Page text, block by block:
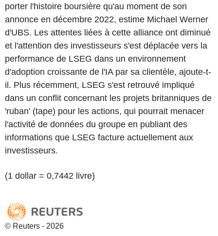
porter l'histoire boursière qu'au moment de son
annonce en décembre 2022, estime Michael Werner
d'UBS. Les attentes liées à cette alliance ont diminué
et l'attention des investisseurs s'est déplacée vers la
performance de LSEG dans un environnement
d'adoption croissante de l'IA par sa clientèle, ajoute-t-
il. Plus récemment, LSEG s'est retrouvé impliqué
dans un conflit concernant les projets britanniques de
'ruban' (tape) pour les actions, qui pourrait menacer
l'activité de données du groupe en publiant des
informations que LSEG facture actuellement aux
investisseurs.
(1 dollar = 0,7442 livre)
© Reuters - 2026